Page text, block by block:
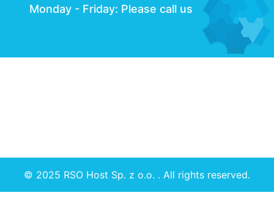
Monday - Friday: Please call us
© 2025 RSO Host Sp. z o.o. . All rights reserved.